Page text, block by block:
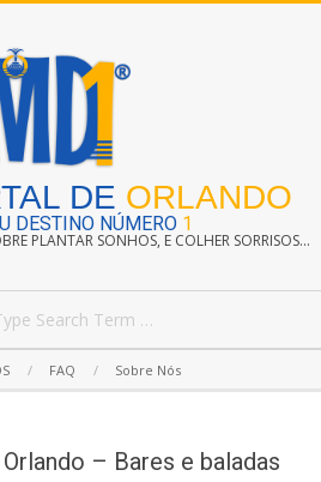
DE ORLANDO
DESTINO NÚMERO 1
PLANTAR SONHOS, E COLHER SORRISOS...
FAQ Sobre Nós
– Bares e baladas